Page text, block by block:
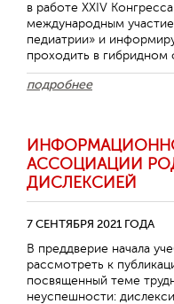
в работе ХХIV
международным
педиатрии» и
проходить в гибридном
подробнее
АССОЦИАЦИИ
ДИСЛЕКСИЕЙ
7 СЕНТЯБРЯ 2021 ГОДА
В преддверие начала
рассмотреть к
посвященный теме
неуспешности: